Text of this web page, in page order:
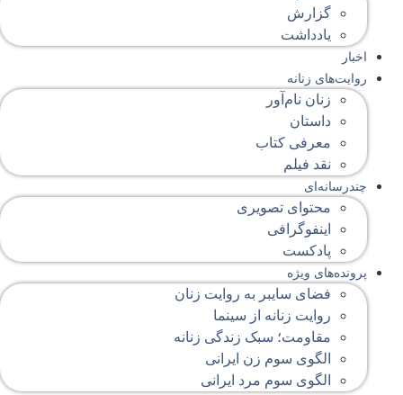
گزارش
یادداشت
اخبار
روایت‌های زنانه
زنان نام‌آور
داستان
معرفی کتاب
نقد فیلم
چندرسانه‌ای
محتوای تصویری
اینفوگرافی
پادکست
پرونده‌های ویژه
فضای سایبر به روایت زنان
روایت زنانه از سینما
مقاومت؛ سبک زندگی زنانه
الگوی سوم زن ایرانی
الگوی سوم مرد ایرانی